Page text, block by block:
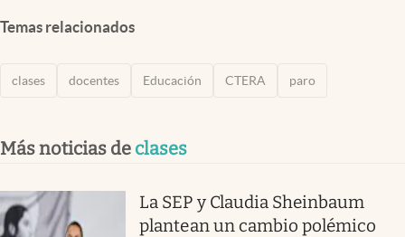
Temas relacionados
clases docentes Educación CTERA paro
Más noticias de clases
La SEP y Claudia Sheinbaum
plantean un cambio polémico